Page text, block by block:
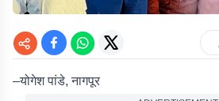
–योगेश पांडे, नागपूर